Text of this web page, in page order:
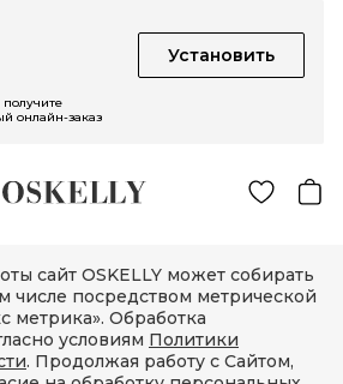
Установить
онлайн-заказ
сайт OSKELLY может собирать
числе посредством метрической
метрика». Обработка
условиям Политики
. Продолжая работу с Сайтом,